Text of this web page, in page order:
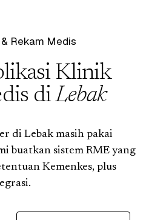
Rekam Medis
Klinik
diLebak
di Lebak masih pakai
buatkan sistem RME yang
Kemenkes, plus